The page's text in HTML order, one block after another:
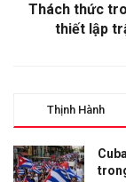
Thách thức
thiết lập
Thịnh Hành